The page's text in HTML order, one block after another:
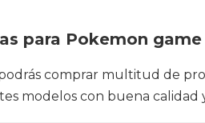
para Pokemon
comprar multitud de
modelos con buena